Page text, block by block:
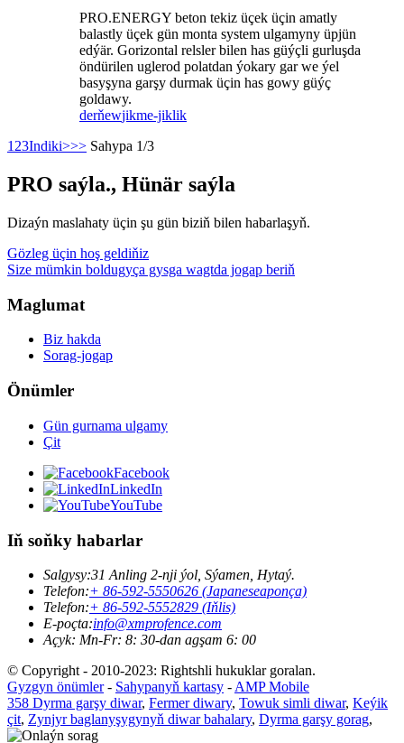
PRO.ENERGY beton tekiz üçek üçin amatly
balastly üçek gün monta system ulgamyny üpjün
edýär. Gorizontal relsler bilen has güýçli gurluşda
öndürilen uglerod polatdan ýokary gar we ýel
basyşyna garşy durmak üçin has gowy güýç
goldawy.
derňewjikme-jiklik
1 23Indiki>>> Sahypa 1/3
PRO saýla., Hünär saýla
Dizaýn maslahaty üçin şu gün biziň bilen habarlaşyň.
Gözleg üçin hoş geldiňiz
Size mümkin boldugyça gysga wagtda jogap beriň
Maglumat
Biz hakda
Sorag-jogap
Önümler
Gün gurnama ulgamy
Çit
Facebook
LinkedIn
YouTube
Iň soňky habarlar
Salgysy:31 Anling 2-nji ýol, Sýamen, Hytaý.
Telefon:+ 86-592-5550626 (Japaneseaponça)
Telefon:+ 86-592-5552829 (Iňlis)
E-poçta:info@xmprofence.com
Açyk: Mn-Fr: 8: 30-dan agşam 6: 00
© Copyright - 2010-2023: Rightshli hukuklar goralan.
Gyzgyn önümler- Sahypanyň kartasy - AMP Mobile
358 Dyrma garşy diwar, Fermer diwary, Towuk simli diwar, Keýik
çit, Zynjyr baglanyşygynyň diwar bahalary, Dyrma garşy gorag,